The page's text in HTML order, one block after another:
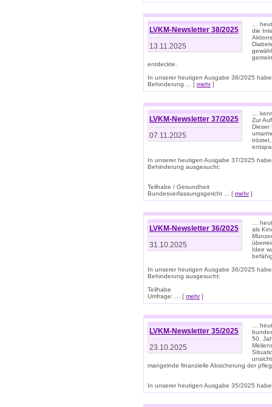
LVKM-Newsletter 38/2025
13.11.2025
…
die
entdeckte.
In unserer heutigen Ausgabe 38/2025
Behinderung ... [ mehr]
LVKM-Newsletter 37/2025
07.11.2025
…
Zur
Dieser
In unserer heutigen Ausgabe 37/2025
Behinderung ausgesucht:
Teilhabe / Gesundheit
Bundesverfassungsgericht ... [ mehr]
LVKM-Newsletter 36/2025
31.10.2025
…
als
Idee
In unserer heutigen Ausgabe 36/2025
Behinderung ausgesucht:
Teilhabe
Umfrage: ... [ mehr]
LVKM-Newsletter 35/2025
23.10.2025
…
50.
mangelnde finanzielle Absicherung der
In unserer heutigen Ausgabe 35/2025